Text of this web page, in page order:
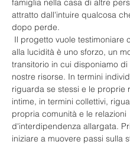
famiglia nella casa di altre
attratto dall'intuire qualcosa
dopo perde.
alla lucidità è uno sforzo, un
transitorio in cui disponiamo di
nostre risorse. In termini
riguarda se stessi e le proprie
intime, in termini collettivi,
propria comunità e le relazioni
d'interdipendenza allargata.
iniziare a muovere passi sulla